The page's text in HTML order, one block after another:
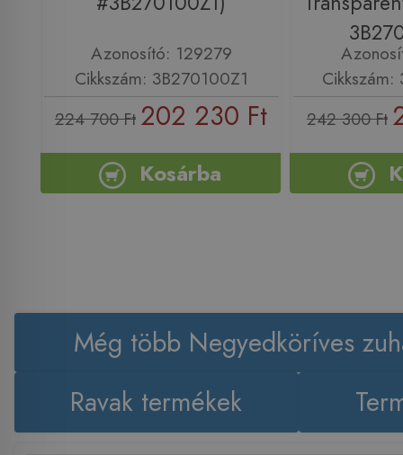
Azonosító: 129279
Cikkszám: 3B270100Z1
224 700 Ft 202 230 Ft
Kosárba
242 300 Ft
Még több Negyedköríves
Ravak termékek